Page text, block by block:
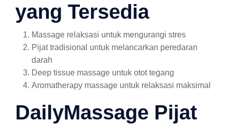
yang Tersedia
Massage relaksasi untuk mengurangi stres
Pijat tradisional untuk melancarkan peredaran
darah
Deep tissue massage untuk otot tegang
Aromatherapy massage untuk relaksasi maksimal
DailyMassage Pijat